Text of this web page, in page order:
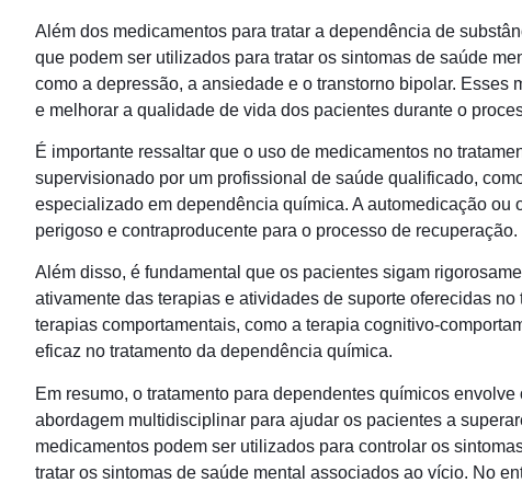
Além dos medicamentos para tratar a dependência de
que podem ser utilizados para tratar os sintomas de saúde
como a depressão, a ansiedade e o transtorno bipolar.
e melhorar a qualidade de vida dos pacientes durante o
É importante ressaltar que o uso de medicamentos no
supervisionado por um profissional de saúde qualificado,
especializado em dependência química. A automedicação ou
perigoso e contraproducente para o processo de recuperação.
Além disso, é fundamental que os pacientes sigam
ativamente das terapias e atividades de suporte oferecidas
terapias comportamentais, como a terapia cognitivo-
eficaz no tratamento da dependência química.
Em resumo, o tratamento para dependentes químicos
abordagem multidisciplinar para ajudar os pacientes a
medicamentos podem ser utilizados para controlar os
tratar os sintomas de saúde mental associados ao vício. No